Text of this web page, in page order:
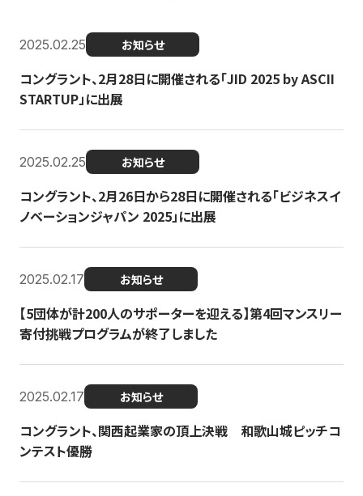
2025.02.25 お知らせ
コングラント、2月28日に開催される「JID 2025 by ASCII
STARTUP」に出展
2025.02.25 お知らせ
コングラント、2月26日から28日に開催される「ビジネスイ
ノベーションジャパン 2025」に出展
2025.02.17 お知らせ
【5団体が計200人のサポーターを迎える】​​第4回マンスリー
寄付挑戦プログラムが終了しました
2025.02.17 お知らせ
コングラント、関西起業家の頂上決戦 和歌山城ピッチコ
ンテスト優勝